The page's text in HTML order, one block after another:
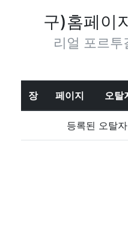
구)홈페이
리얼 포르
장 페이지 오탈
등록된 오탈